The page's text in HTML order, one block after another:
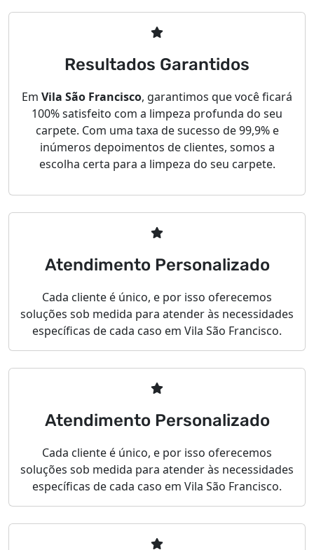
Resultados Garantidos
Em Vila São Francisco, garantimos que você ficará
100% satisfeito com a limpeza profunda do seu
carpete. Com uma taxa de sucesso de 99,9% e
inúmeros depoimentos de clientes, somos a
escolha certa para a limpeza do seu carpete.
Atendimento Personalizado
Cada cliente é único, e por isso oferecemos
soluções sob medida para atender às necessidades
específicas de cada caso em Vila São Francisco.
Atendimento Personalizado
Cada cliente é único, e por isso oferecemos
soluções sob medida para atender às necessidades
específicas de cada caso em Vila São Francisco.